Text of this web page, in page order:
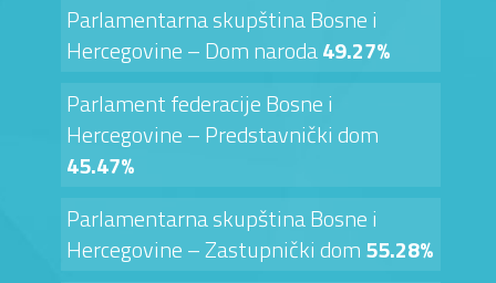
Parlamentarna skupština Bosne i
Hercegovine – Dom naroda49.27%
Parlament federacije Bosne i
Hercegovine – Predstavnički dom
45.47%
Parlamentarna skupština Bosne i
Hercegovine – Zastupnički dom55.28%